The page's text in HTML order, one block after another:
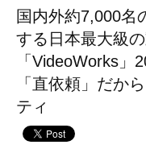
サービス
制作実績
料金
国内外約7,000名
する日本最大級
「VideoWorks」
「直依頼」だか
ティ